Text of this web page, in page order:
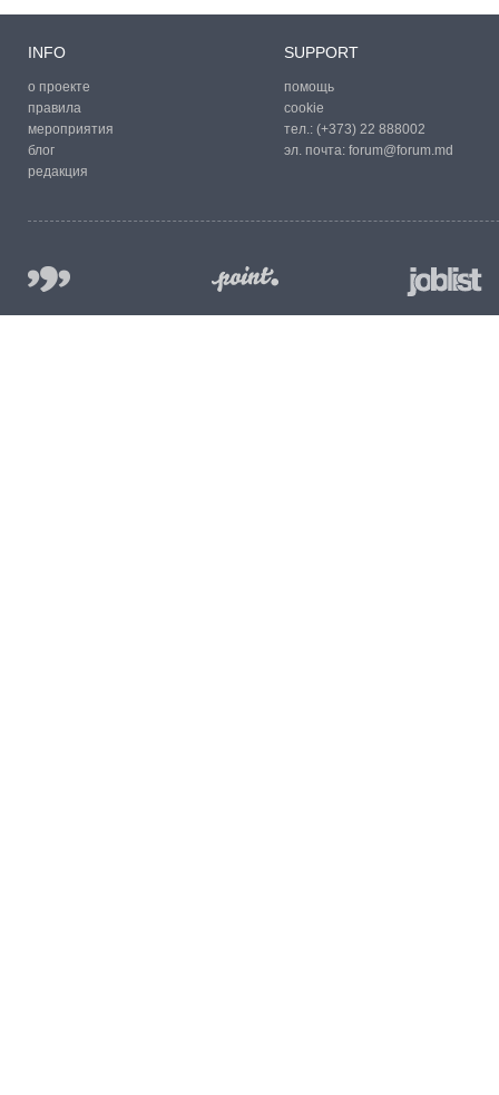
INFO
о проекте
правила
мероприятия
блог
редакция
SUPPORT
помощь
cookie
тел.: (+373) 22 888002
эл. почта: forum@forum.md